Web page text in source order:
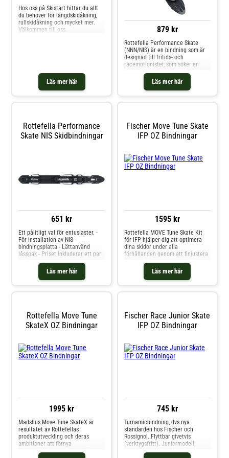
önskar.Pris/par.
Läs mer här
Hos oss på Skistart hittar du allt
du behöver för längdskidåkning,
rullskidåkning och mycket mer.
Välkommen till oss.
879 kr
Läs mer här
Rottefella Performance Skate
(NNN/NIS) är en bindning som är
designad till fritids- och
racemotionister, som söker en
bindning med exakt
kraftöverföring. Den är justerbar
så du kan ställa in den exakt till
din önskade placering på skidan.
Rottefella Performance
Skate NIS Skidbindningar
651 kr
Läs mer här
Ett pålitligt val för entusiaster. -
För installation av NIS-
bindningsplatta - Lättanvänd
låsspak - Priset inkluderar ett par
bindningar
Fischer Move Tune Skate
IFP OZ Bindningar
1595 kr
Läs mer här
Rottefella MOVE Tune Skate Kit
för IFP hjälper dig att optimera
dina skidor under alla
förhållanden genom att finjustera
dina bindningar med nio steg,
varje steg utgör en 6 mm
förflyttning av bindningen framåt
eller bakåt. Genom att flytta
bindningarna bakåt i lösa
snöförhållanden får man mindre
tryck på de främre skidorna och
kan användas i alla
tävlingar.Rottefella MOVE Tune
Skate Kit för IFP passar alla skidor
Rottefella Move Tune
SkateX OZ Bindningar
1995 kr
Madshus Move Tune SkateX är
resultatet av Rottefellas
produktutveckling och deras
ambitioner att förnya
längdskidåkningen. Utvecklingen
Fischer Race Junior Skate
IFP OZ Bindningar
745 kr
Turnamicbindning, dvs nya
standarden hos Fischer och
Rossignol. Flyttbar givetvis
(verktygsfritt). Juniormodell,
manuell bindning.Går endast att